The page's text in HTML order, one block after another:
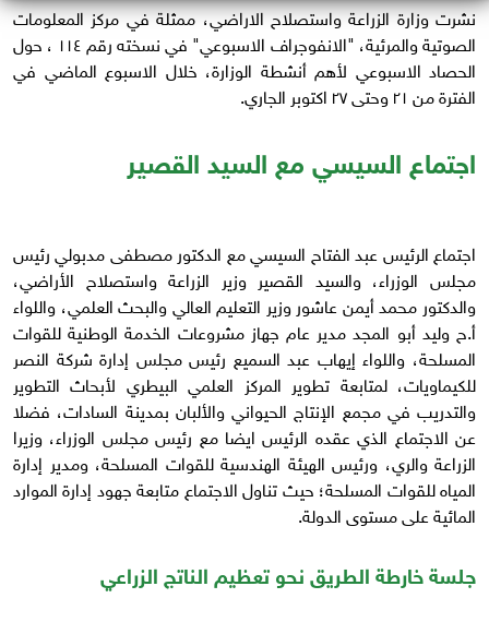
نشرت وزارة الزراعة واستصلاح الاراضي، ممثلة في مركز المعلومات
الصوتية والمرئية، "الانفوجراف الاسبوعي" في نسخته رقم ١١٤ ، حول
الحصاد الاسبوعي لأهم أنشطة الوزارة، خلال الاسبوع الماضي في
الفترة من ٢١ وحتى ٢٧ اكتوبر الجاري.
اجتماع السيسي مع السيد القصير
اجتماع الرئيس عبد الفتاح السيسي مع الدكتور مصطفى مدبولي رئيس
مجلس الوزراء، والسيد القصير وزير الزراعة واستصلاح الأراضي،
والدكتور محمد أيمن عاشور وزير التعليم العالي والبحث العلمي، واللواء
أ.ح وليد أبو المجد مدير عام جهاز مشروعات الخدمة الوطنية للقوات
المسلحة، واللواء إيهاب عبد السميع رئيس مجلس إدارة شركة النصر
للكيماويات، لمتابعة تطوير المركز العلمي البيطري لأبحاث التطوير
والتدريب في مجمع الإنتاج الحيواني والألبان بمدينة السادات، فضلا
عن الاجتماع الذي عقده الرئيس ايضا مع رئيس مجلس الوزراء، وزيرا
الزراعة والري، ورئيس الهيئة الهندسية للقوات المسلحة، ومدير إدارة
المياه للقوات المسلحة؛ حيث تناول الاجتماع متابعة جهود إدارة الموارد
المائية على مستوى الدولة.
جلسة خارطة الطريق نحو تعظيم الناتج الزراعي